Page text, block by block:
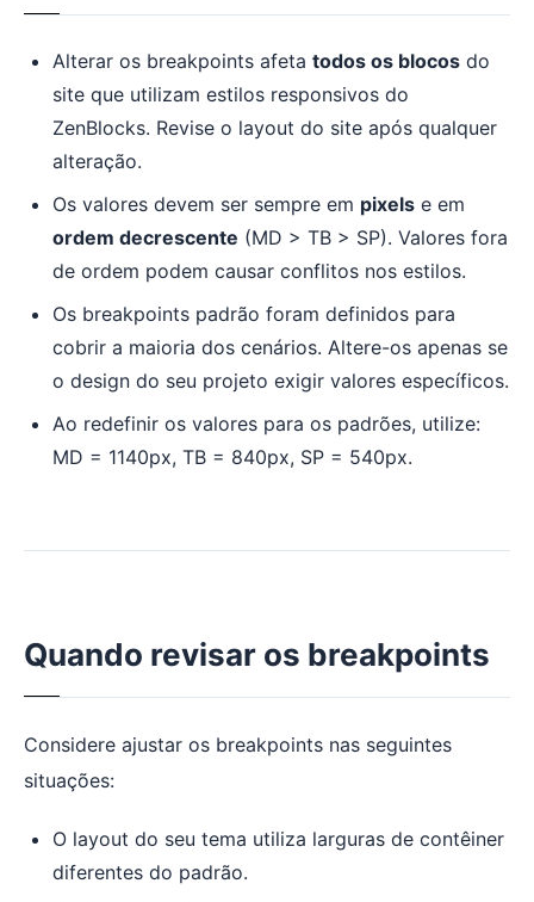
Alterar os breakpoints afeta todos os blocos do
site que utilizam estilos responsivos do
ZenBlocks. Revise o layout do site após qualquer
alteração.
Os valores devem ser sempre em pixels e em
ordem decrescente (MD > TB > SP). Valores fora
de ordem podem causar conflitos nos estilos.
Os breakpoints padrão foram definidos para
cobrir a maioria dos cenários. Altere-os apenas se
o design do seu projeto exigir valores específicos.
Ao redefinir os valores para os padrões, utilize:
MD = 1140px, TB = 840px, SP = 540px.
Quando revisar os breakpoints
Considere ajustar os breakpoints nas seguintes
situações:
O layout do seu tema utiliza larguras de contêiner
diferentes do padrão.